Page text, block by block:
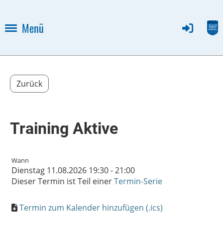
Menü
Zurück
Training Aktive
Wann
Dienstag 11.08.2026 19:30 - 21:00
Dieser Termin ist Teil einerTermin-Serie
Termin zum Kalender hinzufügen (.ics)